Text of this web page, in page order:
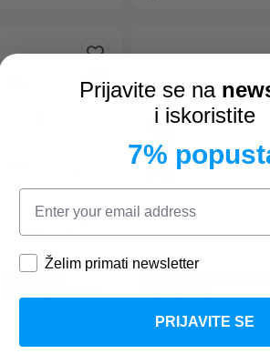
s
glazbom i
Prijavite se na
i iskoristite
7%
Želim primati newsletter
PRIJAVITE SE